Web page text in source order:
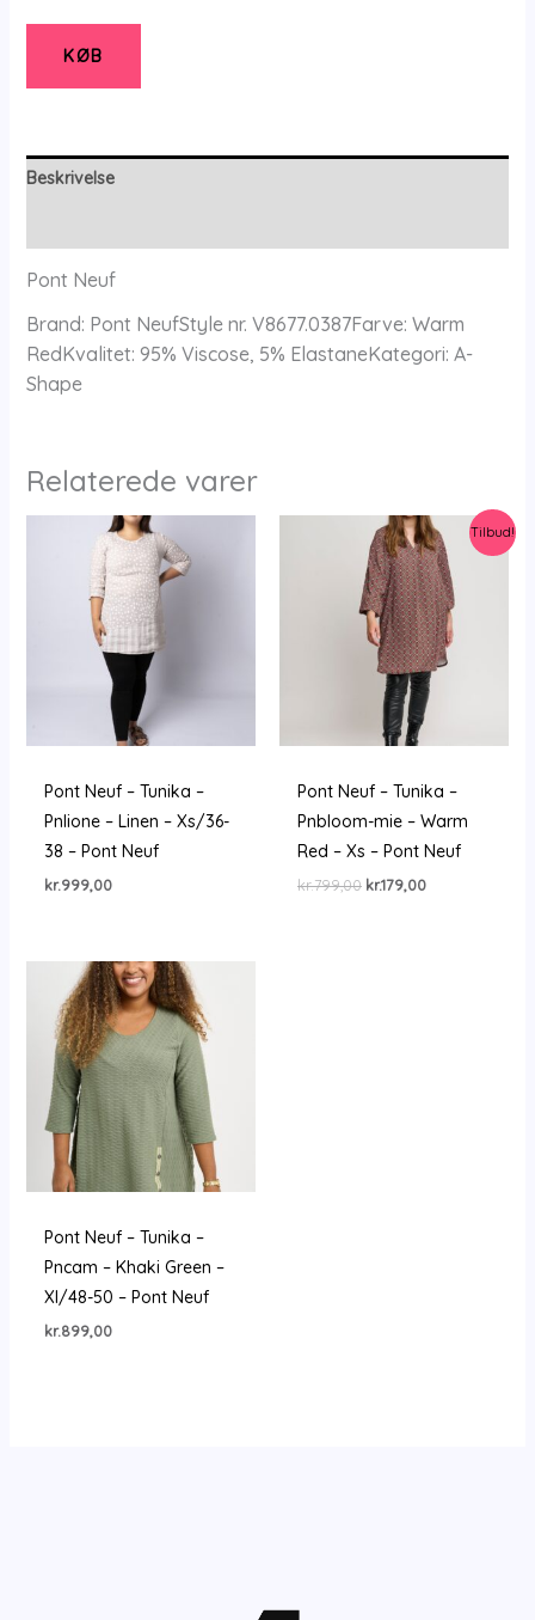
-
Pnida
-
-
Neuf
antal
KØB
Beskrivelse
Pont Neuf
Brand: Pont NeufStyle nr. V8677.0387Farve: Warm
RedKvalitet: 95% Viscose, 5% ElastaneKategori: A-
Shape
Relaterede varer
Pont Neuf – Tunika –
Pnlione – Linen – Xs/36-
38 – Pont Neuf
kr.999,00
Tilbud!
Pont Neuf – Tunika –
Pnbloom-mie – Warm
Red – Xs – Pont Neuf
kr.799,00 Den
kr.179,00Den
Pont Neuf – Tunika –
Pncam – Khaki Green –
Xl/48-50 – Pont Neuf
kr.899,00